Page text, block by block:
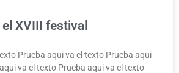
XVIII festival
Prueba aqui va el texto Prueba aqui
va el texto Prueba aqui va el texto